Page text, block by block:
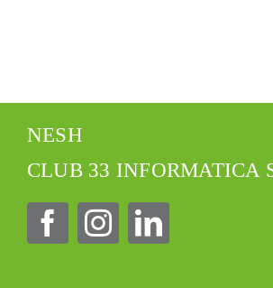
NESH
CLUB 33 INFORMATICA